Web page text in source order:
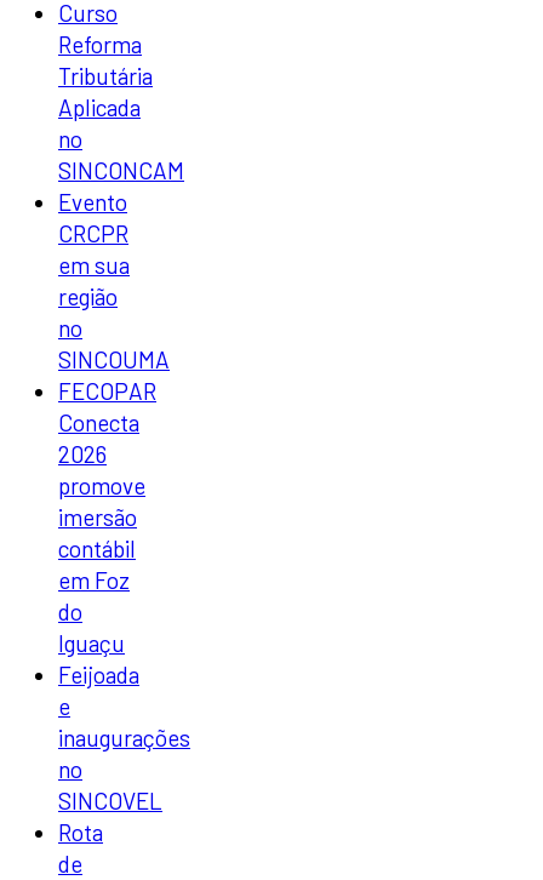
Curso
Reforma
Tributária
Aplicada
no
SINCONCAM
Evento
CRCPR
em sua
região
no
SINCOUMA
FECOPAR
Conecta
2026
promove
imersão
contábil
em Foz
do
Iguaçu
Feijoada
e
inaugurações
no
SINCOVEL
Rota
de